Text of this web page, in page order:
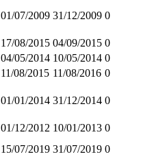
01/07/2009 31/12/2009 0
17/08/2015 04/09/2015 0
04/05/2014 10/05/2014 0
11/08/2015 11/08/2016 0
01/01/2014 31/12/2014 0
01/12/2012 10/01/2013 0
15/07/2019 31/07/2019 0